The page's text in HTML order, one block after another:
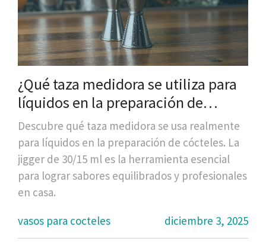
¿Qué taza medidora se utiliza para
líquidos en la preparación de
cócteles?
Descubre qué taza medidora se usa realmente
para líquidos en la preparación de cócteles. La
jigger de 30/15 ml es la herramienta esencial
para lograr sabores equilibrados y profesionales
en casa.
vasos para cocteles
diciembre 3, 2025